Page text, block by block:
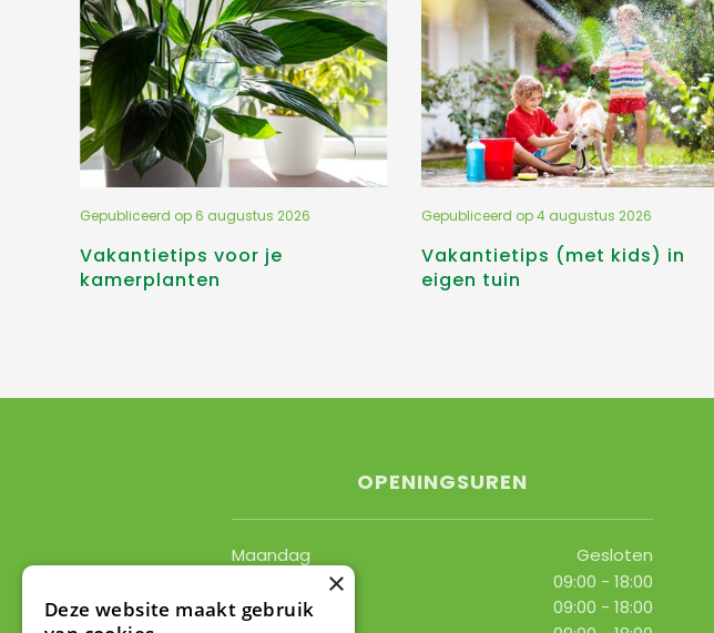
Vakantietips voor je
kamerplanten
Gepubliceerd op6 augustus 2026
Vakantietips (met kids) in
eigen tuin
Gepubliceerd op4 augustus 2026
OPENINGSUREN
Maandag
Gesloten
09:00 - 18:00
Woensdag
09:00 - 18:00
×
Deze website maakt gebruik